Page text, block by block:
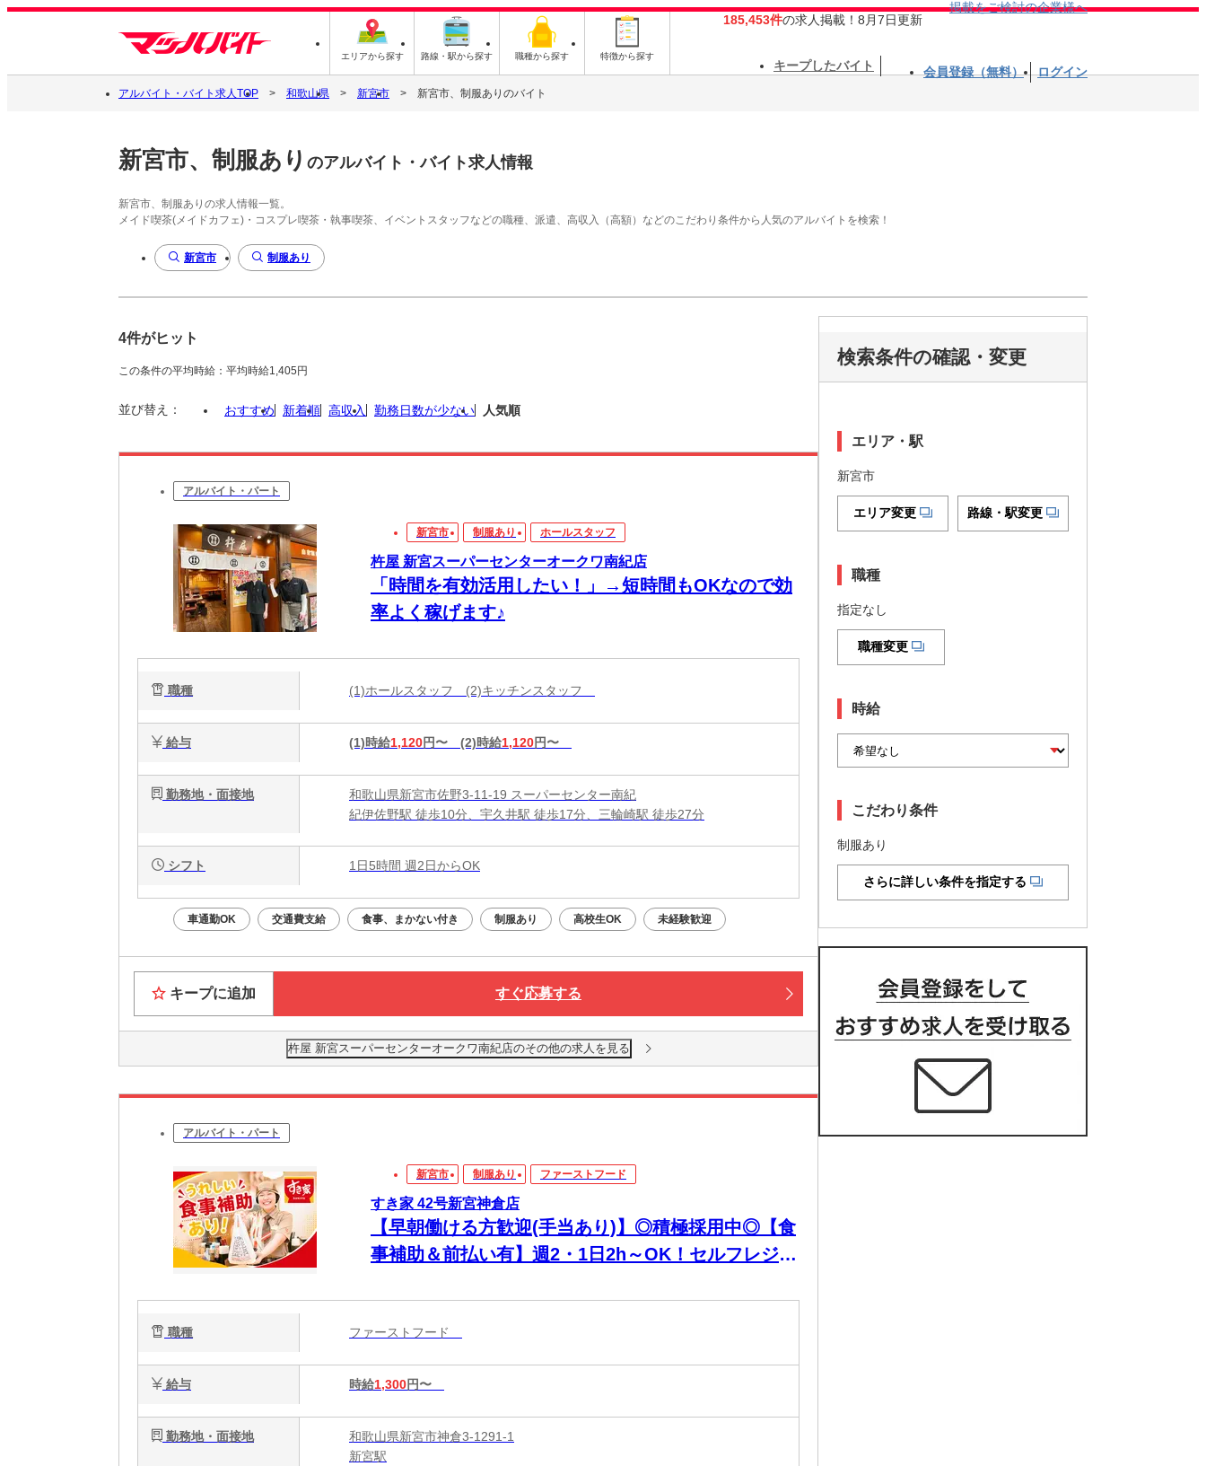
エリアから探す 路線・駅から探す 職種から探す 特徴から探す
185,453件の求人掲載！8月7日更新
掲載をご検討の企業様へ
キープしたバイト 会員登録（無料） ログイン
アルバイト・バイト求人TOP 和歌山県 新宮市 新宮市、制服ありのバイト
新宮市、制服あり のアルバイト・バイト求人情報
新宮市、制服ありの求人情報一覧。
メイド喫茶(メイドカフェ)・コスプレ喫茶・執事喫茶、イベントスタッフなどの職種、派遣、高収入（高額）などのこだわり条件から人気のアルバイトを検索！
新宮市 制服あり
4件がヒット
この条件の平均時給：平均時給1,405円
並び替え： おすすめ 新着順 高収入 勤務日数が少ない 人気順
アルバイト・パート
新宮市 制服あり ホールスタッフ
杵屋 新宮スーパーセンターオークワ南紀店
「時間を有効活用したい！」→短時間もOKなので効
率よく稼げます♪
職種 (1)ホールスタッフ (2)キッチンスタッフ
給与 (1)時給1,120円〜 (2)時給1,120円〜
勤務地・面接地
和歌山県新宮市佐野3-11-19 スーパーセンター南紀
紀伊佐野駅 徒歩10分、宇久井駅 徒歩17分、三輪崎駅 徒歩27分
シフト 1日5時間 週2日からOK
車通勤OK 交通費支給 食事、まかない付き 制服あり 高校生OK 未経験歓迎
キープに追加 すぐ応募する
杵屋 新宮スーパーセンターオークワ南紀店のその他の求人を見る
アルバイト・パート
新宮市 制服あり ファーストフード
すき家 42号新宮神倉店
【早朝働ける方歓迎(手当あり)】◎積極採用中◎【食
事補助＆前払い有】週2・1日2h～OK！セルフレジで
職種 ファーストフード
給与 時給1,300円〜
勤務地・面接地
和歌山県新宮市神倉3-1291-1
新宮駅
検索条件の確認・変更
エリア・駅
新宮市
エリア変更 路線・駅変更
職種
指定なし
職種変更
時給
こだわり条件
制服あり
さらに詳しい条件を指定する